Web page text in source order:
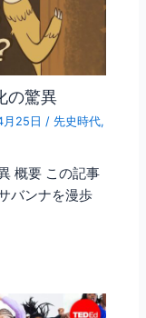
の驚異
月25日/先史時代,
概要 この記事
バンナを漫歩